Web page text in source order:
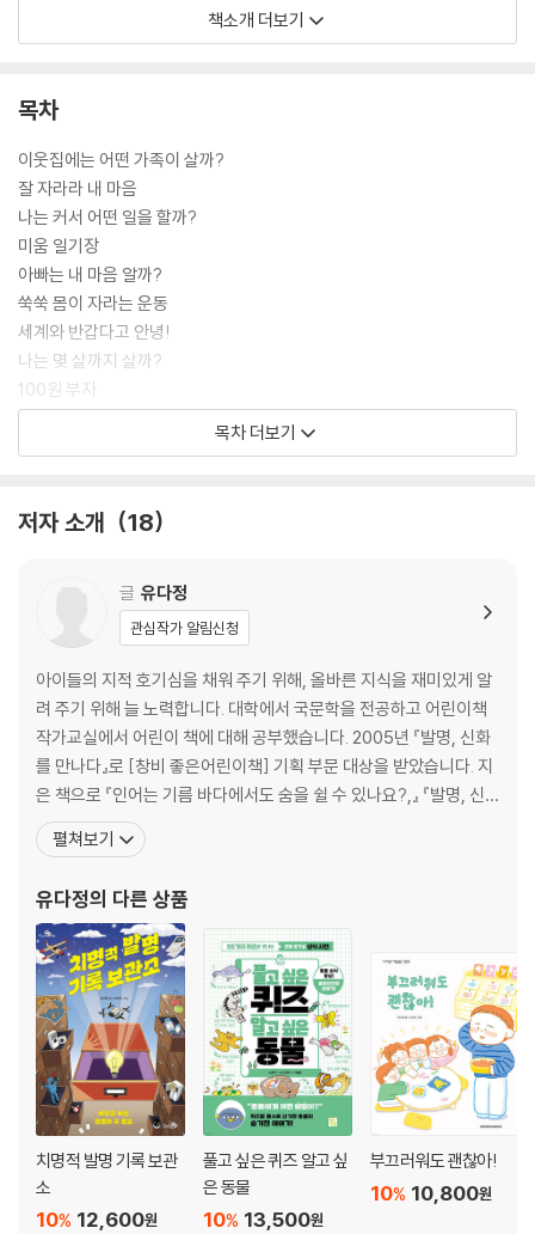
여자 친구 유나가 자기를 싫어할 것만 같기 때문이지요. 그럴 때마다 마음
속에 사는 쑥쑥이가 말을 걸어 줍니다. 지저분한 게 아니고 그림을 열심히
기를 북돋워 준다. 쑥쑥이는 준이가 힘들어하는 상황마다 등장해, 각각의
는 조금씩 자신을 소중하게 생각하는 방법을 배우게 되고, 준이의 마음속
마음나무도 쑥쑥 자라난답니다. 우리 아이의 자존감을 높여주는 동화책,
준이 이야기를 함께 읽어보세요.
[도서] 나는 커서 어떤 일을 할까?
어린이가 알아야 할 기본 지식을 그림과 함께 배우며 호기심을 채워 가는
저학년 지식 정보책 시리즈입니다. 초등학교 저학년 교과서에 나오는 주제
들을 이 시리즈에서 다양하게 만날 수 있습니다. 이번에 출간된 《나는 커서
어떤 일을 할까?》는 ‘스콜라 꼬마지식인’ 시리즈의 세 번째 책으로, 어린이
가 스스로 자신이 좋아하는 일, 잘할 수 있는 일이 무엇인지 생각해 보고 꿈
을 찾아갈 수 있도록 도와주는 내용을 담았습니다. 또래 친구들이 꿈꾸는
어린이가 알아야 할 기본 지식을 그림과 함께 배우며 호기심을 채워 가는
저학년 지식 정보책 시리즈입니다. 초등학교 저학년 교과서에 나오는 주제
들을 이 시리즈에서 다양하게 만날 수 있습니다. 이번에 출간된 《미움 일기
장》은 ‘스콜라 꼬마지식인’ 시리즈의 네 번째 책으로, 주인공 인아가 미움
일기장을 통해 솔직한 자신의 마음이 무엇인지 들여다보고, 어떻게 가꾸어
야 할지 깨닫게 되는 이야기를 담았습니다. 인아의 이야기를 읽어 나가며
자신의 마음을 따뜻하게 보듬는 법을 배울 수 있을 것입니다.
[도서] 아빠는 내 마음 알까?
서툰 아빠와 수줍은 아이가 서로의 마음을 확인하는 순간! 초등학교 저학
인」 제5권 『아빠는 내 마음 알까?』. 바쁜 사회 활동으로 아이와 함께 보낼
시간이 부족한 아빠와 그런 아빠에게 서운함을 느끼는 아이의 마음을 고스
란히 담은 책입니다. 무뚝뚝한 아빠에게 ‘더’ 사랑받고 싶은 아이. 사랑 표
현이 서툴고 아이와 ‘더’ 놀아 주지 못해 미안한 아빠. 서로가 서로를 이해
하고 사랑을 확인하도록 안내하며, 사랑이라는 감정을 표현할 수 있도록
도와줍니다. 아이가 아빠에게 하고 싶은 이야기를 안아 주세요, 놀아 주세
요, 칭찬해 주세요, 존중해 주세요 등 재미있는 에피소드로 구성했습니다.
또한 각 장마다 표현을 잘하지 못하는 아빠들을 위한 팁을 제공해주었습니
다. 자신의 입장만 주장할 것이 아니라 서로의 입장을 생각하고 이해하는
만큼 가까워질 수 있다는 것을 자연스럽게 알게 됩니다.
[도서] 쑥쑥 몸이 자라는 운동
책소개 더보기
목차
이웃집에는 어떤 가족이 살까?
잘 자라라 내 마음
나는 커서 어떤 일을 할까?
미움 일기장
아빠는 내 마음 알까?
쑥쑥 몸이 자라는 운동
세계와 반갑다고 안녕!
나는 몇 살까지 살까?
100원 부자
내 진심은 멋져요
쌀밥 한 그릇에 생태계가 보여요
목차 더보기
저자 소개 18
글 유다정
관심작가 알림신청
아이들의 지적 호기심을 채워 주기 위해, 올바른 지식을 재미있게 알
려 주기 위해 늘 노력합니다. 대학에서 국문학을 전공하고 어린이책
작가교실에서 어린이 책에 대해 공부했습니다. 2005년 『발명, 신화
를 만나다』로 [창비 좋은어린이책] 기획 부문 대상을 받았습니다. 지
은 책으로 『인어는 기름 바다에서도 숨을 쉴 수 있나요?,』 『발명, 신
화를 만나다』, 『곰돌이 공』, 『달 먹는 거인』, 『동에 번쩍』, 『꿈을 입히
는 패션 디자이너』, 『터줏대감』, 『교양 있는 어린이를 위한 놀라운 미
바다 쓰레기』, 『
펼쳐보기
유다정의 다른 상품
치명적 발명 기록 보관
소
12,600원
10%
풀고 싶은 퀴즈 알고 싶
은 동물
13,500원
10%
부끄러워도 괜찮아!
10,800원
10%